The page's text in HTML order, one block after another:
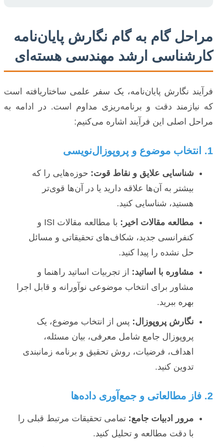
مراحل گام به گام نگارش پایان‌نامه
کارشناسی ارشد مهندسی هسته‌ای
فرآیند نگارش پایان‌نامه، یک سفر علمی ساختاریافته است
که نیازمند دقت و برنامه‌ریزی مداوم است. در ادامه به
مراحل اصلی این فرآیند اشاره می‌کنیم:
1. انتخاب موضوع و پروپوزال‌نویسی
شناسایی علایق و نقاط قوت: حوزه‌هایی را که
بیشتر به آن‌ها علاقه دارید یا در آن‌ها قوی‌تر
هستید، شناسایی کنید.
مطالعه مقالات اخیر:
با مطالعه مقالات ISI و
کنفرانسی جدید، شکاف‌های تحقیقاتی و مسائل
حل نشده را پیدا کنید.
مشاوره با اساتید: از تجربیات اساتید راهنما و
مشاور برای انتخاب موضوعی نوآورانه و قابل اجرا
بهره ببرید.
نگارش پروپوزال: پس از انتخاب موضوع، یک
پروپوزال جامع شامل معرفی، بیان مسئله،
اهداف، فرضیات، روش تحقیق و برنامه زمانبندی
تدوین کنید.
2. فاز مطالعاتی و جمع‌آوری داده‌ها
مرور ادبیات جامع: تمامی تحقیقات مرتبط قبلی را
با دقت مطالعه و تحلیل کنید.